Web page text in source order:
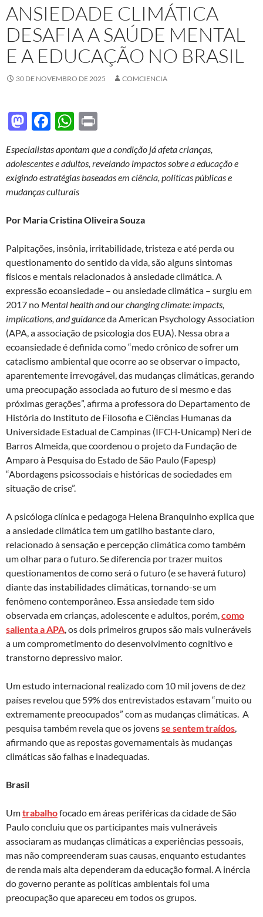
ANSIEDADE CLIMÁTICA
DESAFIA A SAÚDE MENTAL
E A EDUCAÇÃO NO BRASIL
30 DE NOVEMBRO DE 2025 COMCIENCIA
M
to
d
o
n
F
e
b
o
o
W
at
s
A
p
nt
Especialistas apontam que a condição já afeta crianças,
adolescentes e adultos, revelando impactos sobre a educação e
exigindo estratégias baseadas em ciência, políticas públicas e
mudanças culturais
Por Maria Cristina Oliveira Souza
Palpitações, insônia, irritabilidade, tristeza e até perda ou
questionamento do sentido da vida, são alguns sintomas
físicos e mentais relacionados à ansiedade climática. A
expressão ecoansiedade – ou ansiedade climática – surgiu em
2017 no Mental health and our changing climate: impacts,
implications, and guidanceda American Psychology Association
(APA, a associação de psicologia dos EUA). Nessa obra a
ecoansiedade é definida como “medo crônico de sofrer um
cataclismo ambiental que ocorre ao se observar o impacto,
aparentemente irrevogável, das mudanças climáticas, gerando
uma preocupação associada ao futuro de si mesmo e das
próximas gerações”, afirma a professora do Departamento de
História do Instituto de Filosofia e Ciências Humanas da
Universidade Estadual de Campinas (IFCH-Unicamp) Neri de
Barros Almeida, que coordenou o projeto da Fundação de
Amparo à Pesquisa do Estado de São Paulo (Fapesp)
“Abordagens psicossociais e históricas de sociedades em
situação de crise”.
A psicóloga clínica e pedagoga Helena Branquinho explica que
a ansiedade climática tem um gatilho bastante claro,
relacionado à sensação e percepção climática como também
um olhar para o futuro. Se diferencia por trazer muitos
questionamentos de como será o futuro (e se haverá futuro)
diante das instabilidades climáticas, tornando-se um
fenômeno contemporâneo. Essa ansiedade tem sido
observada em crianças, adolescente e adultos, porém,como
salienta a APA, os dois primeiros grupos são mais vulneráveis
a um comprometimento do desenvolvimento cognitivo e
transtorno depressivo maior.
Um estudo internacional realizado com 10 mil jovens de dez
países revelou que 59% dos entrevistados estavam “muito ou
extremamente preocupados” com as mudanças climáticas. A
pesquisa também revela que os jovensse sentem traídos,
afirmando que as repostas governamentais às mudanças
climáticas são falhas e inadequadas.
Brasil
Umtrabalhofocado em áreas periféricas da cidade de São
Paulo concluiu que os participantes mais vulneráveis ​​
associaram as mudanças climáticas a experiências pessoais,
mas não compreenderam suas causas, enquanto estudantes
de renda mais alta dependeram da educação formal. A inércia
do governo perante as políticas ambientais foi uma
preocupação que apareceu em todos os grupos.